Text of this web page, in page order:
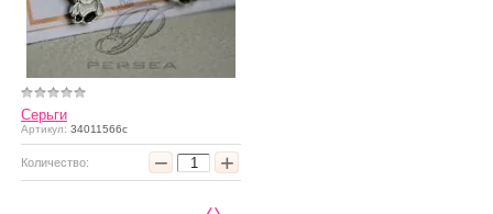
Серьги
Артикул: 34011566с
Количество: − +